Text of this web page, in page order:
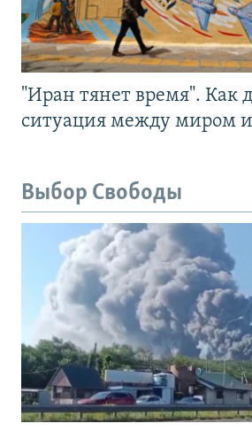
"Иран тянет время". Как
ситуация между миром
Выбор Свободы